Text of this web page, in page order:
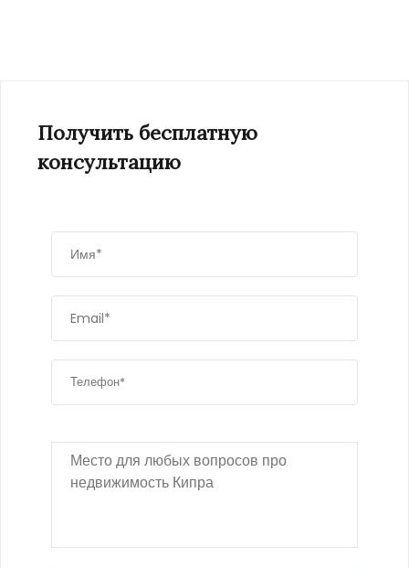
Получить бесплатную
консультацию